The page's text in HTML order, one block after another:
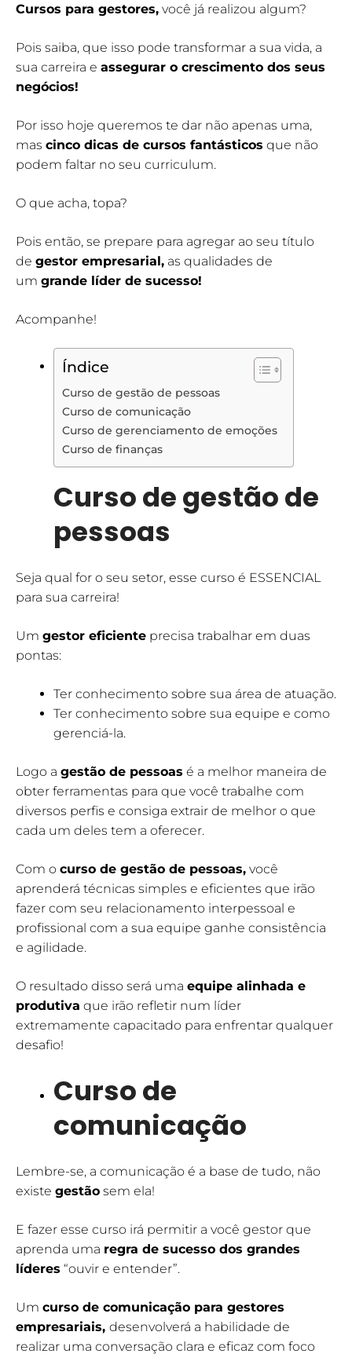
Cursos para gestores, você já realizou algum?
Pois saiba, que isso pode transformar a sua vida, a
sua carreira e assegurar o crescimento dos seus
negócios!
Por isso hoje queremos te dar não apenas uma,
mas cinco dicas de cursos fantásticos que não
podem faltar no seu curriculum.
O que acha, topa?
Pois então, se prepare para agregar ao seu título
de gestor empresarial, as qualidades de
um grande líder de sucesso!
Acompanhe!
Índice
Curso de gestão de pessoas
Curso de comunicação
Curso de gerenciamento de emoções
Curso de finanças
Curso de gestão de
pessoas
Seja qual for o seu setor, esse curso é ESSENCIAL
para sua carreira!
Um gestor eficiente precisa trabalhar em duas
pontas:
Ter conhecimento sobre sua área de atuação.
Ter conhecimento sobre sua equipe e como
gerenciá-la.
Logo a gestão de pessoas é a melhor maneira de
obter ferramentas para que você trabalhe com
diversos perfis e consiga extrair de melhor o que
cada um deles tem a oferecer.
Com o curso de gestão de pessoas, você
aprenderá técnicas simples e eficientes que irão
fazer com seu relacionamento interpessoal e
profissional com a sua equipe ganhe consistência
e agilidade.
O resultado disso será uma equipe alinhada e
produtiva que irão refletir num líder
extremamente capacitado para enfrentar qualquer
desafio!
Curso de
comunicação
Lembre-se, a comunicação é a base de tudo, não
existe gestão sem ela!
E fazer esse curso irá permitir a você gestor que
aprenda uma regra de sucesso dos grandes
líderes “ouvir e entender”.
Um curso de comunicação para gestores
empresariais, desenvolverá a habilidade de
realizar uma conversação clara e eficaz com foco